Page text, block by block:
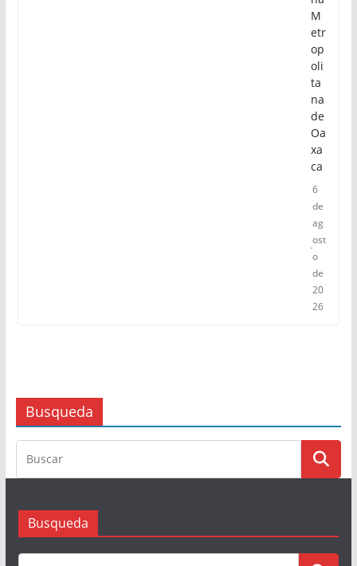
M
etr
op
oli
ta
na
de
Oa
xa
ca
6
de
ag
ost
o
de
20
26
Busqueda
Busqueda